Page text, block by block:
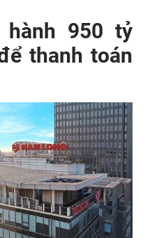
hành 950 tỷ
thanh toán